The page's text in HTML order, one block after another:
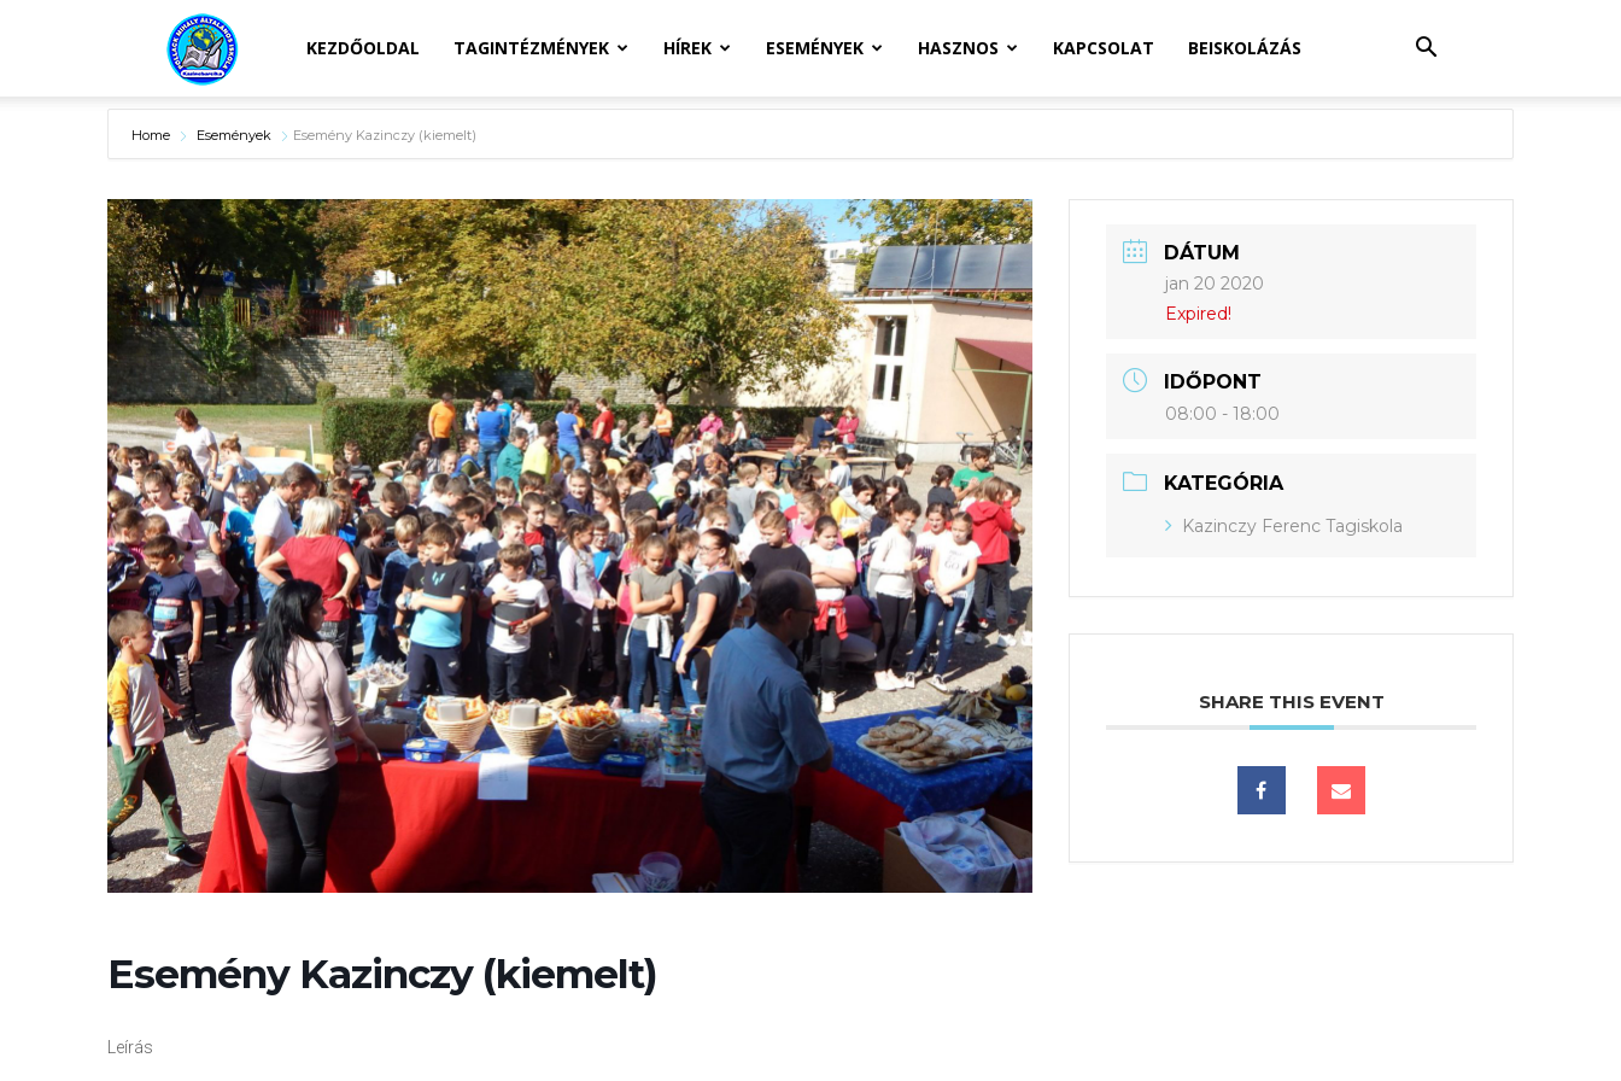
Kazincbarcikai
Pollack
Mihály
Általános
Iskola
KEZDŐOLDAL TAGINTÉZMÉNYEK HÍREK ESEMÉNYEK HASZNOS KAPCSOLAT BEISKOLÁZÁS
Home Események Esemény Kazinczy (kiemelt)
Esemény Kazinczy (kiemelt)
Leírás
DÁTUM
jan 20 2020
Expired!
IDŐPONT
08:00 - 18:00
KATEGÓRIA
Kazinczy Ferenc Tagiskola
SHARE THIS EVENT